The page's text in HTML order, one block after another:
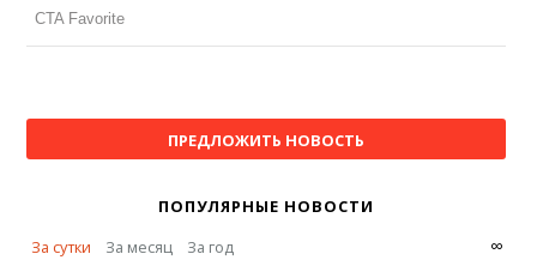
ПРЕДЛОЖИТЬ НОВОСТЬ
ПОПУЛЯРНЫЕ НОВОСТИ
За сутки
За месяц За год ∞